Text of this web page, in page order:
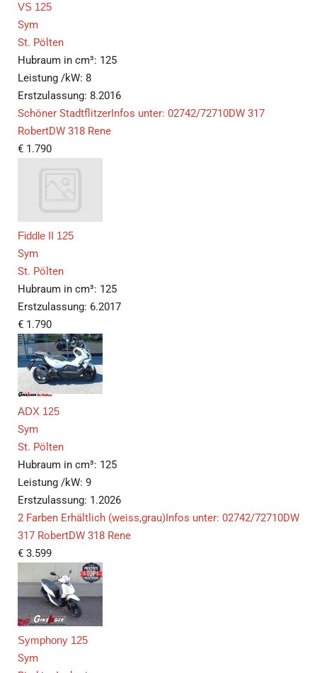
VS 125
Sym
St. Pölten
Hubraum in cm³: 125
Leistung /kW: 8
Erstzulassung: 8.2016
Schöner StadtflitzerInfos unter: 02742/72710DW 317
RobertDW 318 Rene
€ 1.790
Fiddle II 125
Sym
St. Pölten
Hubraum in cm³: 125
Erstzulassung: 6.2017
€ 1.790
ADX 125
Sym
St. Pölten
Hubraum in cm³: 125
Leistung /kW: 9
Erstzulassung: 1.2026
2 Farben Erhältlich (weiss,grau)Infos unter: 02742/72710DW
317 RobertDW 318 Rene
€ 3.599
Symphony 125
Sym